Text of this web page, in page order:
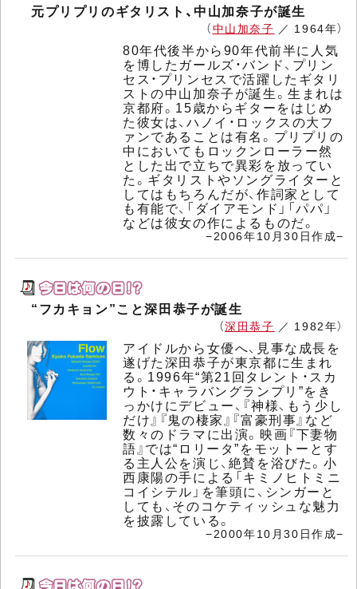
元プリプリのギタリスト、中山加奈子が誕生
（中山加奈子 ／ 1964年）
80年代後半から90年代前半に人気
を博したガールズ・バンド、プリン
セス・プリンセスで活躍したギタリ
ストの中山加奈子が誕生。生まれは
京都府。15歳からギターをはじめ
た彼女は、ハノイ・ロックスの大フ
ァンであることは有名。プリプリの
中においてもロックンローラー然
とした出で立ちで異彩を放ってい
た。ギタリストやソングライターと
してはもちろんだが、作詞家として
も有能で、「ダイアモンド」「パパ」
などは彼女の作によるものだ。
−2006年10月30日作成−
“フカキョン”こと深田恭子が誕生
（深田恭子 ／ 1982年）
アイドルから女優へ、見事な成長を
遂げた深田恭子が東京都に生まれ
る。1996年“第21回タレント・スカ
ウト・キャラバングランプリ”をき
っかけにデビュー、『神様、もう少し
だけ』『鬼の棲家』『富豪刑事』など
数々のドラマに出演。映画『下妻物
語』では“ロリータ”をモットーとす
る主人公を演じ、絶賛を浴びた。小
西康陽の手による「キミノヒトミニ
コイシテル」を筆頭に、シンガーと
しても、そのコケティッシュな魅力
を披露している。
−2000年10月30日作成−